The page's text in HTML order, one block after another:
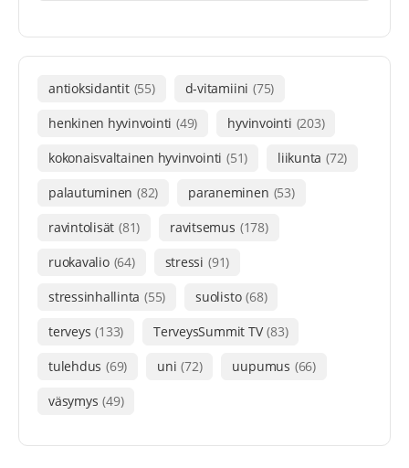
antioksidantit (55) d-vitamiini (75)
henkinen hyvinvointi (49) hyvinvointi (203)
kokonaisvaltainen hyvinvointi (51) liikunta (72)
palautuminen (82) paraneminen (53)
ravintolisät (81) ravitsemus (178)
ruokavalio (64) stressi (91)
stressinhallinta (55) suolisto (68)
terveys (133) TerveysSummit TV (83)
tulehdus (69) uni (72) uupumus (66)
väsymys (49)